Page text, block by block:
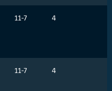
11-7 4
11-7 4